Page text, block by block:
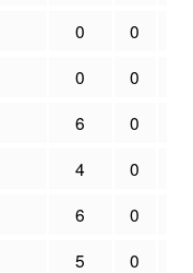
0 0
0 0
6 0
4 0
6 0
5 0